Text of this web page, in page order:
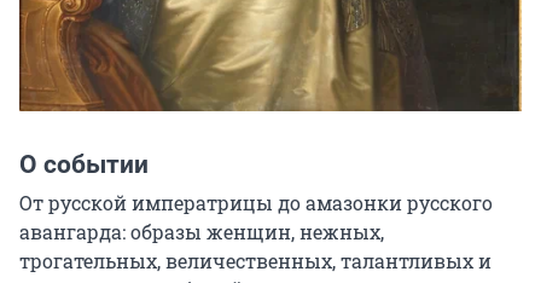
О событии
От русской императрицы до амазонки русского
авангарда: образы женщин, нежных,
трогательных, величественных, талантливых и